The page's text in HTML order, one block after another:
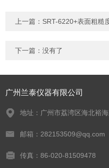
上一篇： SRT-6220+表面粗糙
下一篇：没有了
广州兰泰仪器有限公司
地址：广州市荔湾区海北裕
邮箱：282153509@qq.com
传真：86-020-81509478